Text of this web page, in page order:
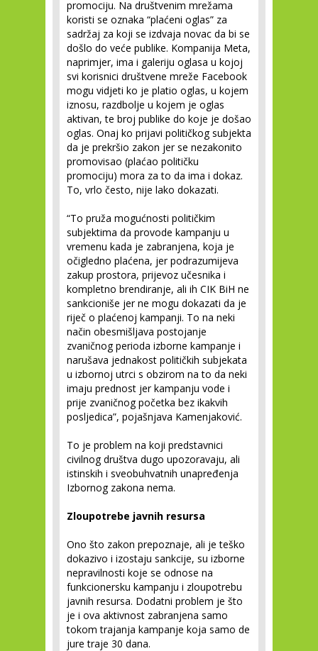
promociju. Na društvenim mrežama
koristi se oznaka “plaćeni oglas” za
sadržaj za koji se izdvaja novac da bi se
došlo do veće publike. Kompanija Meta,
naprimjer, ima i galeriju oglasa u kojoj
svi korisnici društvene mreže Facebook
mogu vidjeti ko je platio oglas, u kojem
iznosu, razdbolje u kojem je oglas
aktivan, te broj publike do koje je došao
oglas. Onaj ko prijavi političkog subjekta
da je prekršio zakon jer se nezakonito
promovisao (plaćao političku
promociju) mora za to da ima i dokaz.
To, vrlo često, nije lako dokazati.
“To pruža mogućnosti političkim
subjektima da provode kampanju u
vremenu kada je zabranjena, koja je
očigledno plaćena, jer podrazumijeva
zakup prostora, prijevoz učesnika i
kompletno brendiranje, ali ih CIK BiH ne
sankcioniše jer ne mogu dokazati da je
riječ o plaćenoj kampanji. To na neki
način obesmišljava postojanje
zvaničnog perioda izborne kampanje i
narušava jednakost političkih subjekata
u izbornoj utrci s obzirom na to da neki
imaju prednost jer kampanju vode i
prije zvaničnog početka bez ikakvih
posljedica”, pojašnjava Kamenjaković.
To je problem na koji predstavnici
civilnog društva dugo upozoravaju, ali
istinskih i sveobuhvatnih unapređenja
Izbornog zakona nema.
Zloupotrebe javnih resursa
Ono što zakon prepoznaje, ali je teško
dokazivo i izostaju sankcije, su izborne
nepravilnosti koje se odnose na
funkcionersku kampanju i zloupotrebu
javnih resursa. Dodatni problem je što
je i ova aktivnost zabranjena samo
tokom trajanja kampanje koja samo de
jure traje 30 dana.